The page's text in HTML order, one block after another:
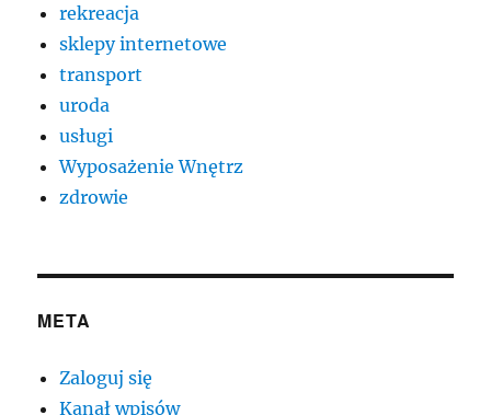
rekreacja
sklepy internetowe
transport
uroda
usługi
Wyposażenie Wnętrz
zdrowie
META
Zaloguj się
Kanał wpisów